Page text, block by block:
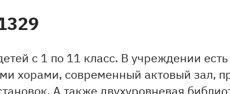
с 1 по 11 класс. В учреждении
хорами, современный актовый зал,
А также двухуровневая